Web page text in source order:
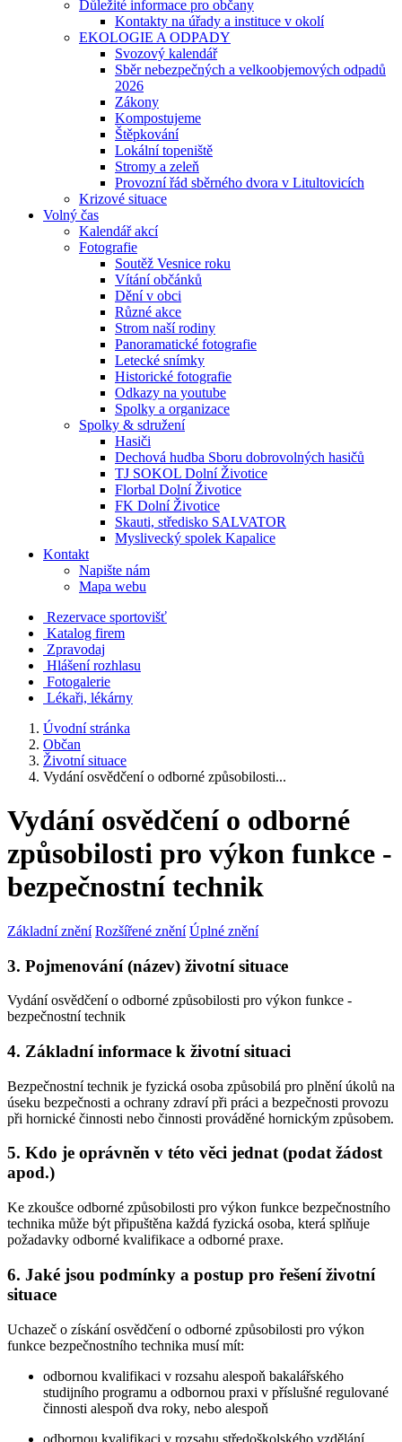
Důležité informace pro občany
Kontakty na úřady a instituce v okolí
EKOLOGIE A ODPADY
Svozový kalendář
Sběr nebezpečných a velkoobjemových odpadů
2026
Zákony
Kompostujeme
Štěpkování
Lokální topeniště
Stromy a zeleň
Provozní řád sběrného dvora v Litultovicích
Krizové situace
Volný čas
Kalendář akcí
Fotografie
Soutěž Vesnice roku
Vítání občánků
Dění v obci
Různé akce
Strom naší rodiny
Panoramatické fotografie
Letecké snímky
Historické fotografie
Odkazy na youtube
Spolky a organizace
Spolky & sdružení
Hasiči
Dechová hudba Sboru dobrovolných hasičů
TJ SOKOL Dolní Životice
Florbal Dolní Životice
FK Dolní Životice
Skauti, středisko SALVATOR
Myslivecký spolek Kapalice
Kontakt
Napište nám
Mapa webu
Rezervace sportovišť
Katalog firem
Zpravodaj
Hlášení rozhlasu
Fotogalerie
Lékaři, lékárny
Úvodní stránka
Občan
Životní situace
Vydání osvědčení o odborné způsobilosti...
Vydání osvědčení o odborné
způsobilosti pro výkon funkce -
bezpečnostní technik
Základní znění Rozšířené znění Úplné znění
3. Pojmenování (název) životní situace
Vydání osvědčení o odborné způsobilosti pro výkon funkce -
bezpečnostní technik
4. Základní informace k životní situaci
Bezpečnostní technik je fyzická osoba způsobilá pro plnění úkolů na
úseku bezpečnosti a ochrany zdraví při práci a bezpečnosti provozu
při hornické činnosti nebo činnosti prováděné hornickým způsobem.
5. Kdo je oprávněn v této věci jednat (podat žádost
apod.)
Ke zkoušce odborné způsobilosti pro výkon funkce bezpečnostního
technika může být připuštěna každá fyzická osoba, která splňuje
požadavky odborné kvalifikace a odborné praxe.
6. Jaké jsou podmínky a postup pro řešení životní
situace
Uchazeč o získání osvědčení o odborné způsobilosti pro výkon
funkce bezpečnostního technika musí mít:
odbornou kvalifikaci v rozsahu alespoň bakalářského
studijního programu a odbornou praxi v příslušné regulované
činnosti alespoň dva roky, nebo alespoň
odbornou kvalifikaci v rozsahu středoškolského vzdělání